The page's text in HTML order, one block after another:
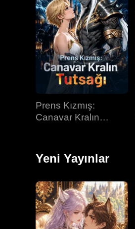
Prens Kızmış:
Canavar Kralın
Yeni Yayınlar